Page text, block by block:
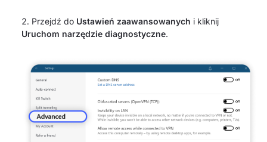
Przejdź do Ustawień zaawansowanych i kliknij
Uruchom narzędzie diagnostyczne.